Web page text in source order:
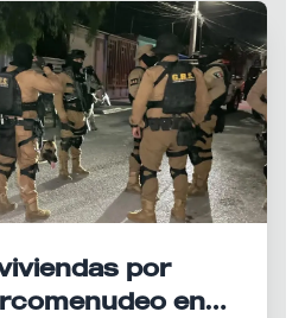
por
en